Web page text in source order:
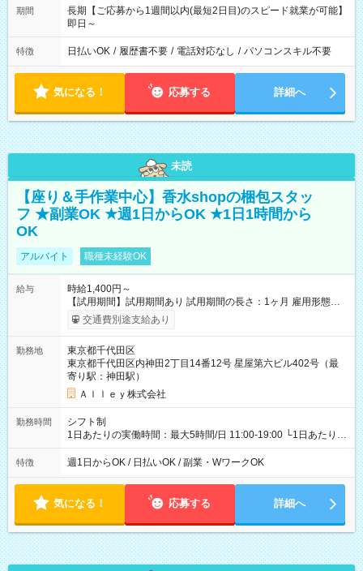
期間
長期【ご応募から1週間以内(最短2日目)のスピード就業が可能】
即日～
特徴 日払いOK / 履歴書不要 / 電話対応なし / パソコンスキル不要
気になる！ 応募する 詳細へ
未読
【座り＆手作業中心】香水shopの梱包スタッ
フ ★副業OK ★週1日からOK ★1日1時間から
OK
アルバイト 職種未経験OK
給与
時給1,400円～
【試用期間】試用期間あり 試用期間の長さ：1ヶ月 雇用形態、
給与は本採用時と同じです。
交通費別途支給あり
勤務地
東京都千代田区
東京都千代田区内神田2丁目14番12号 星屋第六ビル402号（最
寄り駅：神田駅）
Ａｌｌｅｙ株式会社
勤務時間
シフト制
1日あたりの実働時間：最大5時間/日 11:00-19:00 └1日あたりの
実働時間：1-5時間 └上記の時間帯内であれば、いつでも勤務可
能！ └平日・土曜日の中で、お好きな曜日でご勤務いただけま
18:00 などのように、自由な働き方が可能なお仕事です！
特徴 週1日からOK / 日払いOK / 副業・WワークOK
気になる！ 応募する 詳細へ